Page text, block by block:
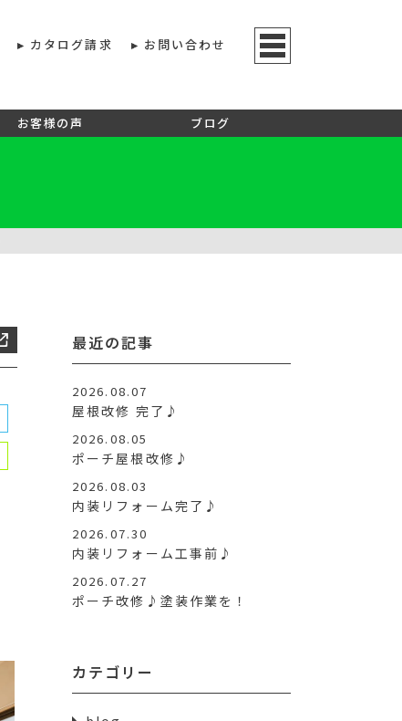
カタログ請求 お問い合わせ
お客様の声 ブログ
最近の記事
2026.08.07
屋根改修 完了♪
2026.08.05
ポーチ屋根改修♪
2026.08.03
内装リフォーム完了♪
2026.07.30
内装リフォーム工事前♪
2026.07.27
ポーチ改修♪塗装作業を！
カテゴリー